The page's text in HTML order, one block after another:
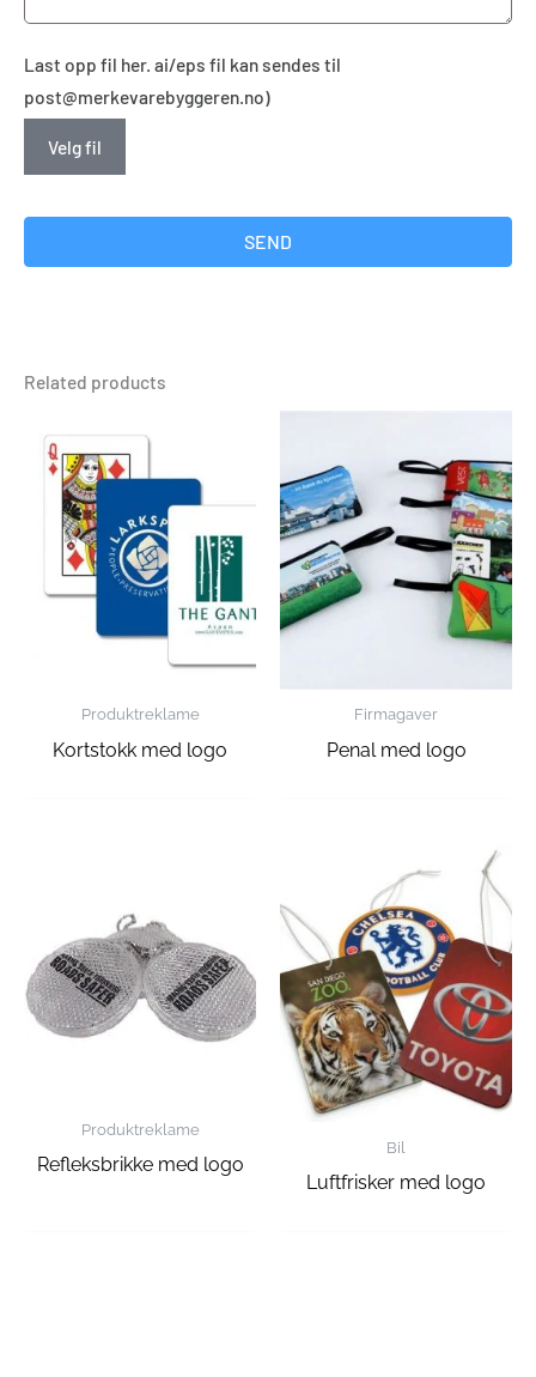
Last opp fil her. ai/eps fil kan sendes til
post@merkevarebyggeren.no)
Velg fil
SEND
Related products
Produktreklame
Kortstokk med logo
Firmagaver
Penal med logo
Produktreklame
Refleksbrikke med logo
Bil
Luftfrisker med logo